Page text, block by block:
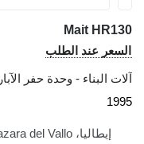
Mait HR130
السعر عند الطلب
آلات البناء - وحدة حفر الآبار
1995
إيطاليا، Mazara del Vallo